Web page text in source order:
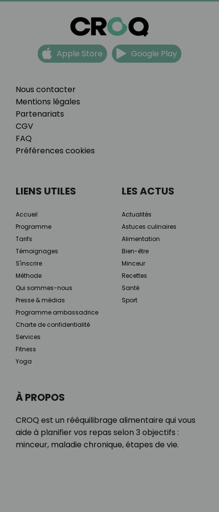
Nous contacter
Mentions légales
Partenariats
CGV
FAQ
Préférences cookies
Apple Store Google Play
À PROPOS
CROQ est un rééquilibrage alimentaire qui vous
aide à planifier vos repas selon 3 objectifs :
minceur, maladie chronique, étapes de vie.
LIENS UTILES
Accueil
Programme
Tarifs
Témoignages
S'inscrire
Méthode
Qui sommes-nous
Presse & médias
Programme ambassadrice
Charte de confidentialité
Services
Fitness
Yoga
LES ACTUS
Actualités
Astuces culinaires
Alimentation
Bien-être
Minceur
Recettes
Santé
Sport